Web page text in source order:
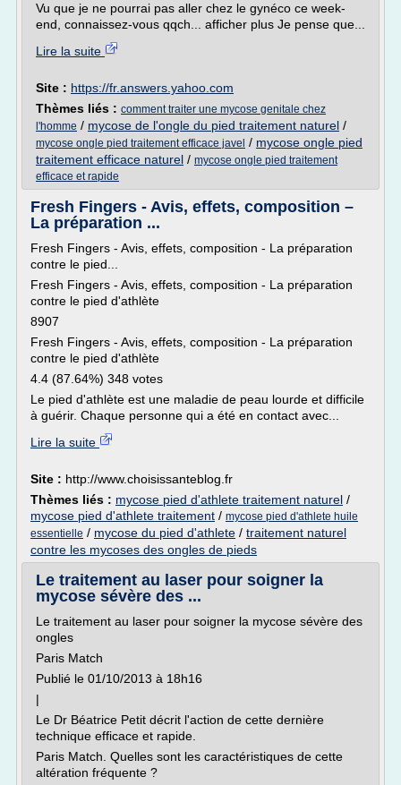
Vu que je ne pourrai pas aller chez le gynéco ce week-
end, connaissez-vous qqch... afficher plus Je pense que...
Lire la suite
Site : https://fr.answers.yahoo.com
Thèmes liés : comment traiter une mycose genitale chez
l'homme / mycose de l'ongle du pied traitement naturel /
mycose ongle pied traitement efficace javel / mycose ongle pied
traitement efficace naturel / mycose ongle pied traitement
efficace et rapide
Fresh Fingers - Avis, effets, composition –
La préparation ...
Fresh Fingers - Avis, effets, composition - La préparation
contre le pied...
Fresh Fingers - Avis, effets, composition - La préparation
contre le pied d'athlète
8907
Fresh Fingers - Avis, effets, composition - La préparation
contre le pied d'athlète
4.4 (87.64%) 348 votes
Le pied d'athlète est une maladie de peau lourde et difficile
à guérir. Chaque personne qui a été en contact avec...
Lire la suite
Site : http://www.choisissanteblog.fr
Thèmes liés : mycose pied d'athlete traitement naturel /
mycose pied d'athlete traitement / mycose pied d'athlete huile
essentielle / mycose du pied d'athlete / traitement naturel
contre les mycoses des ongles de pieds
Le traitement au laser pour soigner la
mycose sévère des ...
Le traitement au laser pour soigner la mycose sévère des
ongles
Paris Match
Publié le 01/10/2013 à 18h16
|
Le Dr Béatrice Petit décrit l'action de cette dernière
technique efficace et rapide.
Paris Match. Quelles sont les caractéristiques de cette
altération fréquente ?